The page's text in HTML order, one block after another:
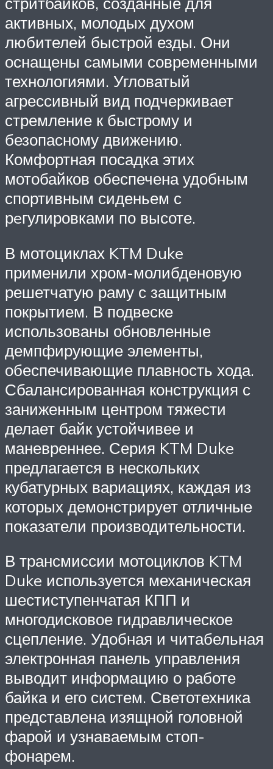
активных, молодых духом
любителей быстрой езды. Они
оснащены самыми современными
технологиями. Угловатый
агрессивный вид подчеркивает
стремление к быстрому и
безопасному движению.
Комфортная посадка этих
мотобайков обеспечена удобным
спортивным сиденьем с
рeгулировками по высоте.
В мотоциклах KTM Duke
применили хром-молибденовую
решетчатую раму с защитным
покрытием. В подвеске
использованы обновленные
демпфирующие элементы,
обеспечивающие плавность хода.
Сбалансированная конструкция с
заниженным центром тяжести
делает байк устойчивее и
маневреннее. Серия KTM Duke
предлагается в нескольких
кубатурных вариациях, каждая из
которых демонстрирует отличные
показатели производительности.
В трансмиссии мотоциклов KTM
Duke используется механическая
шестиступенчатая КПП и
многодисковое гидравлическое
сцепление. Удобная и читабельная
электронная панель управления
выводит информацию о работе
байка и его систем. Светотехника
представлена изящной головной
фарой и узнаваемым стоп-
фонарем.